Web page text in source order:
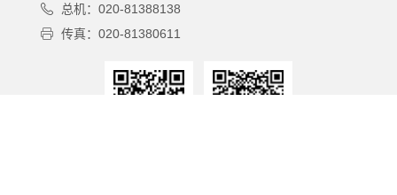
总机：020-81388138
传真：020-81380611